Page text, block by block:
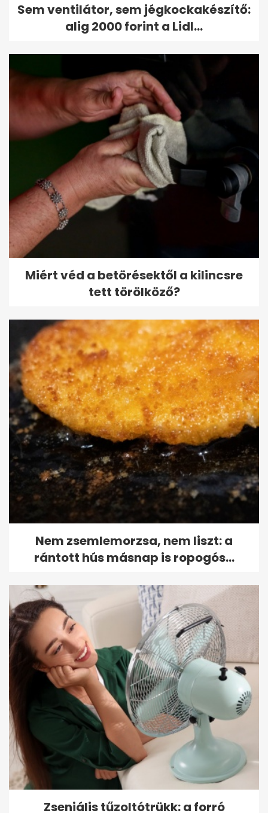
Sem ventilátor, sem jégkockakészítő:
alig 2000 forint a Lidl...
Miért véd a betörésektől a kilincsre
tett törölköző?
Nem zsemlemorzsa, nem liszt: a
rántott hús másnap is ropogós...
Zseniális tűzoltótrükk: a forró